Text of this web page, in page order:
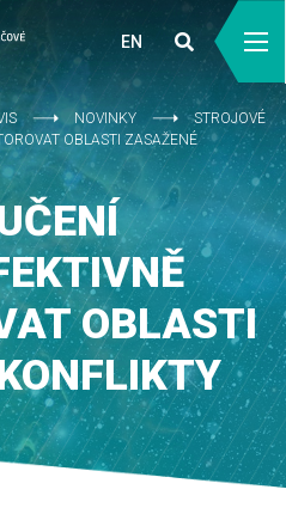
EN
NOVINKY
STROJOVÉ
OBLASTI ZASAŽENÉ
OBLASTI